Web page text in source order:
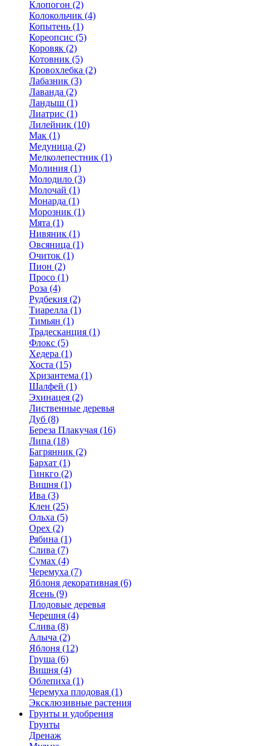
Клопогон (2)
Колокольчик (4)
Копытень (1)
Кореопсис (5)
Коровяк (2)
Котовник (5)
Кровохлебка (2)
Лабазник (3)
Лаванда (2)
Ландыш (1)
Лиатрис (1)
Лилейник (10)
Мак (1)
Медуница (2)
Мелколепестник (1)
Молиния (1)
Молодило (3)
Молочай (1)
Монарда (1)
Морозник (1)
Мята (1)
Нивяник (1)
Овсяница (1)
Очиток (1)
Пион (2)
Просо (1)
Роза (4)
Рудбекия (2)
Тиарелла (1)
Тимьян (1)
Традесканция (1)
Флокс (5)
Хедера (1)
Хоста (15)
Хризантема (1)
Шалфей (1)
Эхинацея (2)
Лиственные деревья
Дуб (8)
Береза Плакучая (16)
Липа (18)
Багрянник (2)
Бархат (1)
Гинкго (2)
Вишня (1)
Ива (3)
Клен (25)
Ольха (5)
Орех (2)
Рябина (1)
Слива (7)
Сумах (4)
Черемуха (7)
Яблоня декоративная (6)
Ясень (9)
Плодовые деревья
Черешня (4)
Слива (8)
Алыча (2)
Яблоня (12)
Груша (6)
Вишня (4)
Облепиха (1)
Черемуха плодовая (1)
Эксклюзивные растения
Грунты и удобрения
Грунты
Дренаж